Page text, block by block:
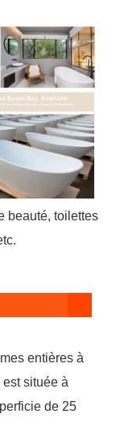
beauté, toilettes
entières à
située à
de 25